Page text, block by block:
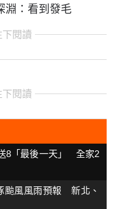
淵：看到發毛
下閱讀
下閱讀
8「最後一天」 全家2
颱風風雨預報 新北、